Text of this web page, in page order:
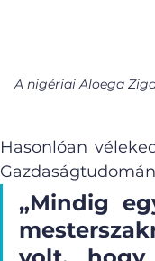
A nigériai Aloega
Hasonlóan
„Mindig